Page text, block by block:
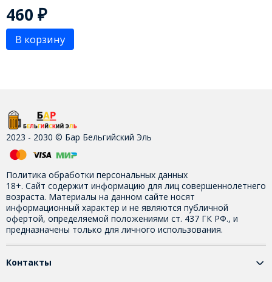
460 ₽
В корзину
2023 - 2030 © Бар Бельгийский Эль
Политика обработки персональных данных
18+. Сайт содержит информацию для лиц совершеннолетнего
возраста. Материалы на данном сайте носят
информационный характер и не являются публичной
офертой, определяемой положениями ст. 437 ГК РФ., и
предназначены только для личного использования.
Контакты